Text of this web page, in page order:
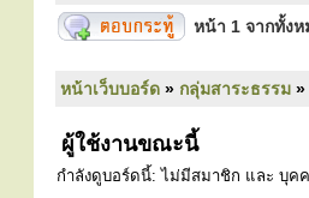
หน้า 1 จากทั้งห
หน้าเว็บบอร์ด » กลุ่มสาระธรรม »
ผู้ใช้งานขณะนี้
กำลังดูบอร์ดนี้: ไม่มีสมาชิก และ บุค